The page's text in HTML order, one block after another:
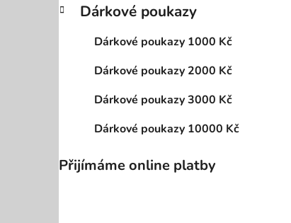
Dárkové poukazy
Dárkové poukazy 1000 Kč
Dárkové poukazy 2000 Kč
Dárkové poukazy 3000 Kč
Dárkové poukazy 10000 Kč
Přijímáme online platby